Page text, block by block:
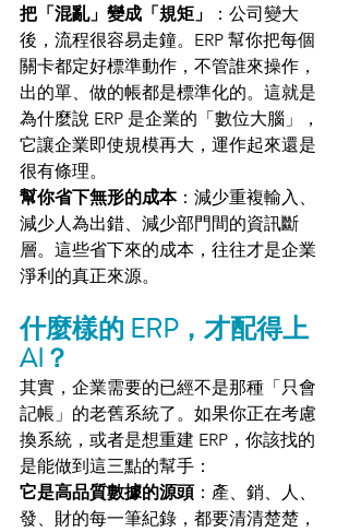
把「混亂」變成「規矩」
：公司變大
後，流程很容易走鐘。ERP 幫你把每個
關卡都定好標準動作，不管誰來操作，
出的單、做的帳都是標準化的。這就是
為什麼說 ERP 是企業的「數位大腦」，
它讓企業即使規模再大，運作起來還是
很有條理。
幫你省下無形的成本：減少重複輸入、
減少人為出錯、減少部門間的資訊斷
層。這些省下來的成本，往往才是企業
淨利的真正來源。
什麼樣的 ERP，才配得上
AI？
其實，企業需要的已經不是那種「只會
記帳」的老舊系統了。如果你正在考慮
換系統，或者是想重建 ERP，你該找的
是能做到這三點的幫手：
它是高品質數據的源頭 ：產、銷、人、
發、財的每一筆紀錄，都要清清楚楚，